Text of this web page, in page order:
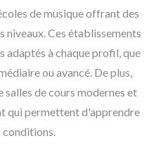
de musique offrant des
niveaux. Ces établissements
adaptés à chaque profil, que
ou avancé. De plus,
salles de cours modernes et
qui permettent d'apprendre
conditions.